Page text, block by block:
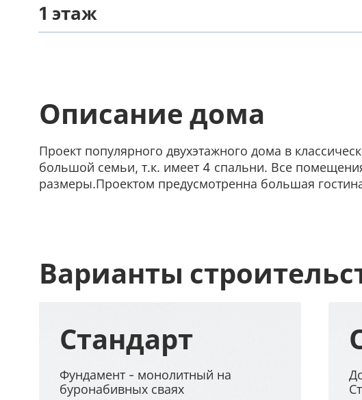
1 этаж
Описание дома
Проект популярного двухэтажного дома в
большой семьи, т.к. имеет 4 спальни. Все
размеры.Проектом предусмотренна большая
Варианты
Стандарт
Фундамент - монолитный на
буронабивных сваях